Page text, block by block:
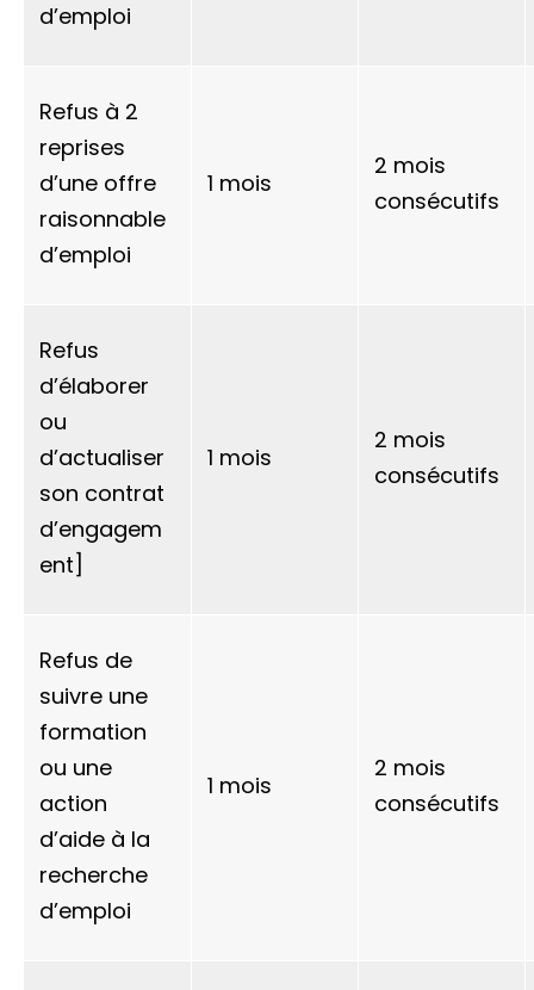
d’emploi
Refus à 2
reprises
d’une offre
raisonnable
d’emploi
1 mois
2 mois
consécutifs
Refus
d’élaborer
ou
d’actualiser
son contrat
d’engagem
ent]
1 mois
2 mois
consécutifs
Refus de
suivre une
formation
ou une
action
d’aide à la
recherche
d’emploi
1 mois
2 mois
consécutifs